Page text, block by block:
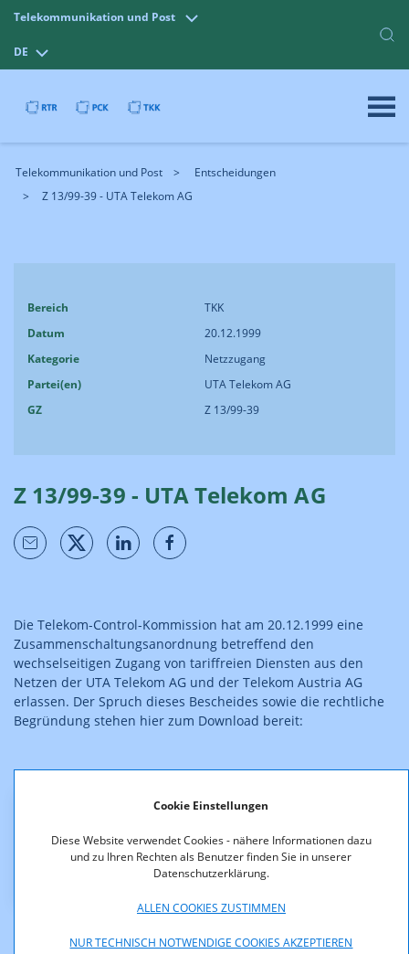
Cookie Einstellungen
Diese Website verwendet Cookies - nähere Informationen dazu
und zu Ihren Rechten als Benutzer finden Sie in unserer
Datenschutzerklärung.
ALLEN COOKIES ZUSTIMMEN
NUR TECHNISCH NOTWENDIGE COOKIES AKZEPTIEREN
Telekommunikation und Post
DE
Telekommunikation und Post
Entscheidungen
Z 13/99-39 - UTA Telekom AG
Bereich
TKK
Datum
20.12.1999
Kategorie
Netzzugang
Partei(en)
UTA Telekom AG
GZ
Z 13/99-39
Z 13/99-39 - UTA Telekom AG
Die Telekom-Control-Kommission hat am 20.12.1999 eine
Zusammenschaltungsanordnung betreffend den
wechselseitigen Zugang von tariffreien Diensten aus den
Netzen der UTA Telekom AG und der Telekom Austria AG
erlassen. Der Spruch dieses Bescheides sowie die rechtliche
Begründung stehen hier zum Download bereit:
Bescheid_Z_13plus.pdf (pdf, 41,1 KB)